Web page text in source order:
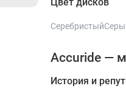
Серебристый
Accuride —
История и